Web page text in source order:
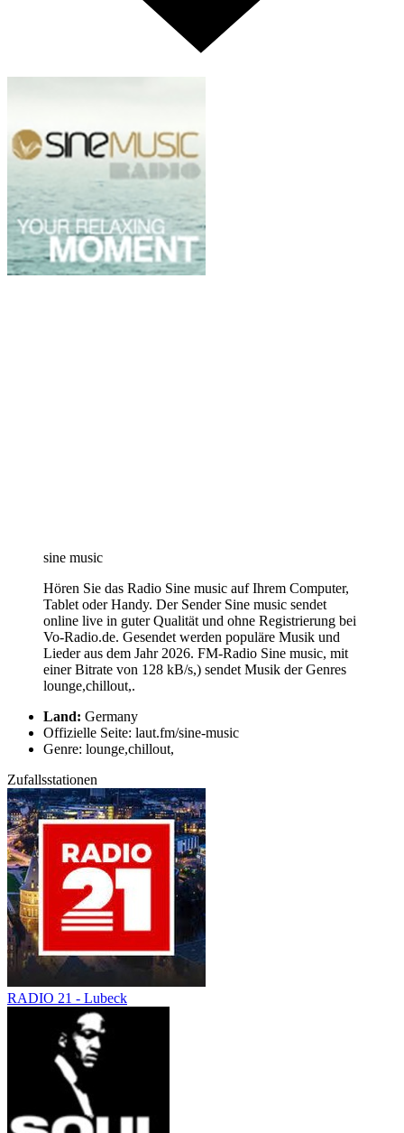
sine music
Hören Sie das Radio Sine music auf Ihrem Computer,
Tablet oder Handy. Der Sender Sine music sendet
online live in guter Qualität und ohne Registrierung bei
Vo-Radio.de. Gesendet werden populäre Musik und
Lieder aus dem Jahr 2026. FM-Radio Sine music, mit
einer Bitrate von 128 kB/s,) sendet Musik der Genres
lounge,chillout,.
Land: Germany
Offizielle Seite: laut.fm/sine-music
Genre: lounge,chillout,
Zufallsstationen
RADIO 21 - Lubeck